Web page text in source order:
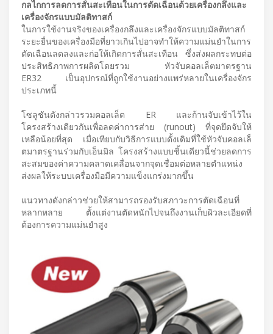
กลไกการลดการสั่นสะเทือนในการตัดเฉือนด้วยเครื่องกลึงและ
เครื่องจักรแบบมัลติทาสก์
ในการใช้งานจริงของเครื่องกลึงและเครื่องจักรแบบมัลติทาสก์
ระยะยื่นของเครื่องมือที่ยาวเกินไปอาจทำให้ความแม่นยำในการ
ตัดเฉือนลดลงและก่อให้เกิดการสั่นสะเทือน ซึ่งส่งผลกระทบต่อ
ประสิทธิภาพการผลิตโดยรวม หัวจับคอลเล็ตมาตรฐาน
ER32 เป็นอุปกรณ์ที่ถูกใช้งานอย่างแพร่หลายในเครื่องจักร
ประเภทนี้
โซลูชันดังกล่าวรวมคอลเล็ต ER และก้านจับเข้าไว้ใน
โครงสร้างเดียวกันเพื่อลดค่าการส่าย (runout) ที่จุดยึดจับให้
เหลือน้อยที่สุด เมื่อเทียบกับวิธีการแบบดั้งเดิมที่ใช้หัวจับคอลเล็
ตมาตรฐานร่วมกับเอ็นมิล โครงสร้างแบบชิ้นเดียวนี้ช่วยลดการ
สะสมของค่าความคลาดเคลื่อนจากจุดเชื่อมต่อหลายตำแหน่ง
ส่งผลให้ระบบเครื่องมือมีความแข็งแกร่งมากขึ้น
แนวทางดังกล่าวช่วยให้สามารถรองรับสภาวะการตัดเฉือนที่
หลากหลาย ตั้งแต่งานตัดหนักไปจนถึงงานเก็บผิวละเอียดที่
ต้องการความแม่นยำสูง